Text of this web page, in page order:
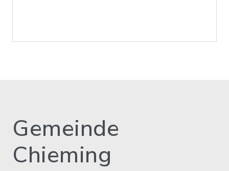
Gemeinde
Chieming